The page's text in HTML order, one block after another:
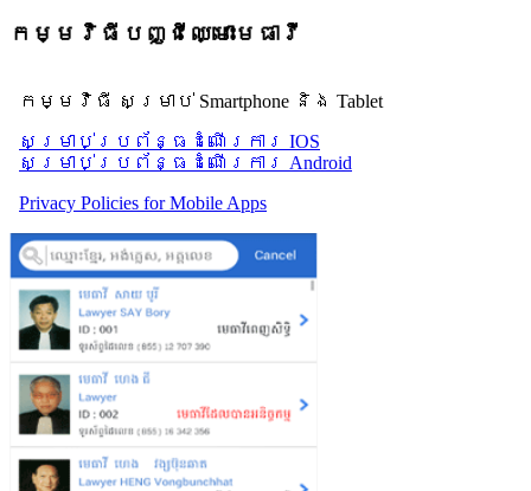
កម្មវិធីបញ្ជីឈ្មោះមេធាវី
កម្មវិធី សម្រាប់ Smartphone និង Tablet
សម្រាប់​ប្រព័ន្ធដំណើរការ IOS
សម្រាប់​ប្រព័ន្ធដំណើរការ Android
Privacy Policies for Mobile Apps